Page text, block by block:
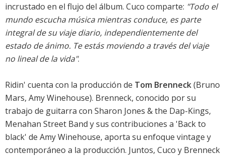
incrustado en el flujo del álbum. Cuco comparte: "Todo el
mundo escucha música mientras conduce, es parte
integral de su viaje diario, independientemente del
estado de ánimo. Te estás moviendo a través del viaje
no lineal de la vida".
Ridin' cuenta con la producción de Tom Brenneck(Bruno
Mars, Amy Winehouse). Brenneck, conocido por su
trabajo de guitarra con Sharon Jones & the Dap-Kings,
Menahan Street Band y sus contribuciones a 'Back to
black' de Amy Winehouse, aporta su enfoque vintage y
contemporáneo a la producción. Juntos, Cuco y Brenneck